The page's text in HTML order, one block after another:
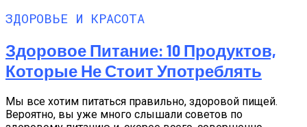
ЗДОРОВЬЕ И КРАСОТА
Здоровое Питание: 10 Продуктов,
Которые Не Стоит Употреблять
Мы все хотим питаться правильно, здоровой пищей.
Вероятно, вы уже много слышали советов по